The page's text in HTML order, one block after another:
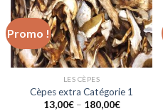
Promo !
LES CÈPES
Cèpes extra Catégorie 1
13,00€– 180,00€